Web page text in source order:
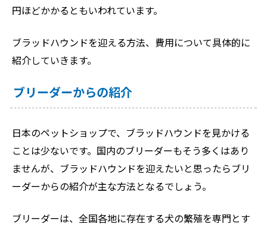
円ほどかかるともいわれています。
ブラッドハウンドを迎える方法、費用について具体的に
紹介していきます。
ブリーダーからの紹介
日本のペットショップで、ブラッドハウンドを見かける
ことは少ないです。国内のブリーダーもそう多くはあり
ませんが、ブラッドハウンドを迎えたいと思ったらブリ
ーダーからの紹介が主な方法となるでしょう。
ブリーダーは、全国各地に存在する犬の繁殖を専門とす